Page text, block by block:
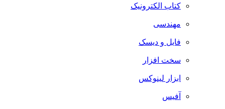
کتاب الکترونیک
مهندسی
فایل و دیسک
سخت افزار
ابزار لینوکس
آفیس